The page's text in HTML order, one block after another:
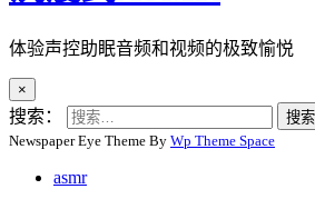
体验声控助眠音频和视频的极致愉悦
×
搜索：
Newspaper Eye Theme By Wp Theme Space
asmr